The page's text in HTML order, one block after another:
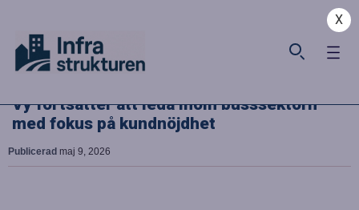
X
Vy fortsätter att leda inom busssektorn
med fokus på kundnöjdhet
Publicerad maj 9, 2026